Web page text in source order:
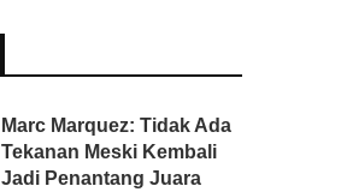
Marc Marquez: Tidak Ada
Tekanan Meski Kembali
Jadi Penantang Juara